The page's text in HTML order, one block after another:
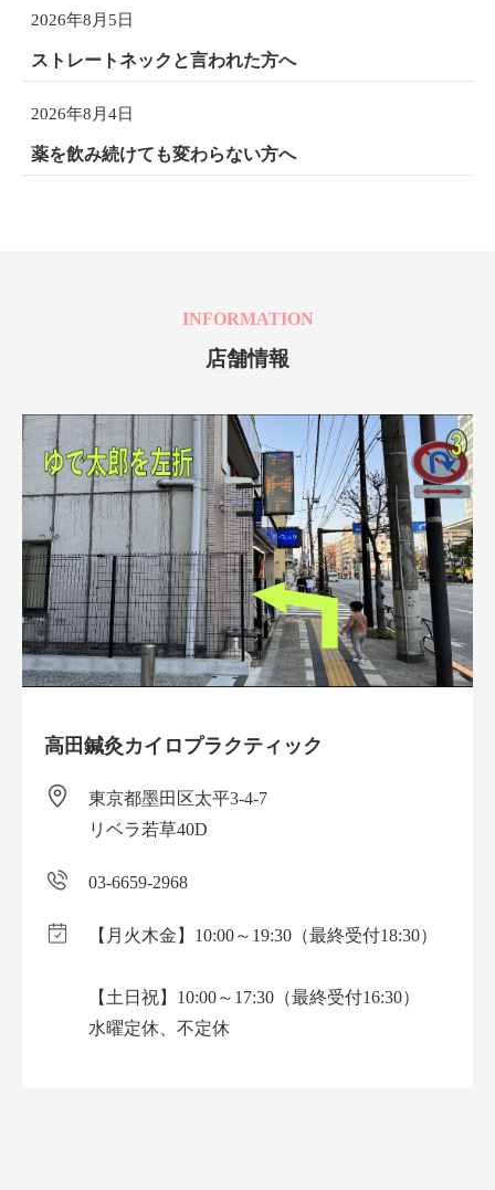
2026年8月5日
ストレートネックと言われた方へ
2026年8月4日
薬を飲み続けても変わらない方へ
INFORMATION
店舗情報
高田鍼灸カイロプラクティック
東京都墨田区太平3-4-7
リベラ若草40D
03-6659-2968
【月火木金】10:00～19:30（最終受付18:30）
【土日祝】10:00～17:30（最終受付16:30）
水曜定休、不定休